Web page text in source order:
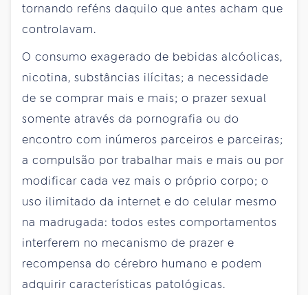
tornando reféns daquilo que antes acham que
controlavam.
O consumo exagerado de bebidas alcóolicas,
nicotina, substâncias ilícitas; a necessidade
de se comprar mais e mais; o prazer sexual
somente através da pornografia ou do
encontro com inúmeros parceiros e parceiras;
a compulsão por trabalhar mais e mais ou por
modificar cada vez mais o próprio corpo; o
uso ilimitado da internet e do celular mesmo
na madrugada: todos estes comportamentos
interferem no mecanismo de prazer e
recompensa do cérebro humano e podem
adquirir características patológicas.